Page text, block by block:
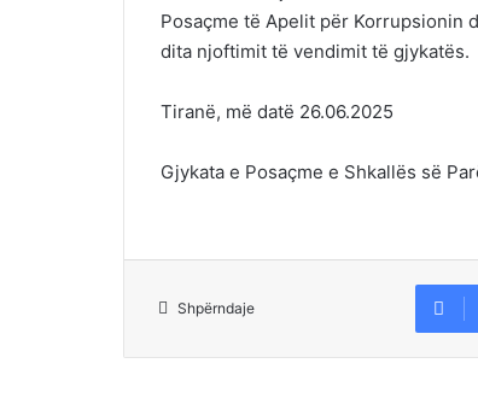
Posaçme të Apelit për Korrupsionin
dita njoftimit të vendimit të gjykatës.
Tiranë, më datë 26.06.2025
Gjykata e Posaçme e Shkallës së
Shpërndaje